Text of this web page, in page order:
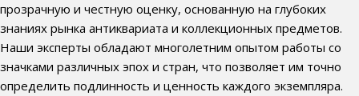
прозрачную и честную оценку, основанную на глубоких
знаниях рынка антиквариата и коллекционных предметов.
Наши эксперты обладают многолетним опытом работы со
значками различных эпох и стран, что позволяет им точно
определить подлинность и ценность каждого экземпляра.